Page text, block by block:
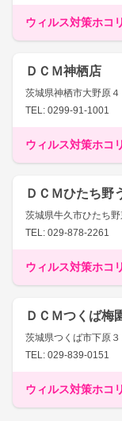
ウィルス対策ホコ
ＤＣＭ神栖店
茨城県神栖市大野原４
TEL: 0299-91-1001
ウィルス対策ホコ
ＤＣＭひたち野
茨城県牛久市ひたち野
TEL: 029-878-2261
ウィルス対策ホコ
ＤＣＭつくば梅
茨城県つくば市下原３
TEL: 029-839-0151
ウィルス対策ホコ